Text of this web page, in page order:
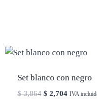
Set blanco con negro
$3,864 El
$ 2,704ElIVA